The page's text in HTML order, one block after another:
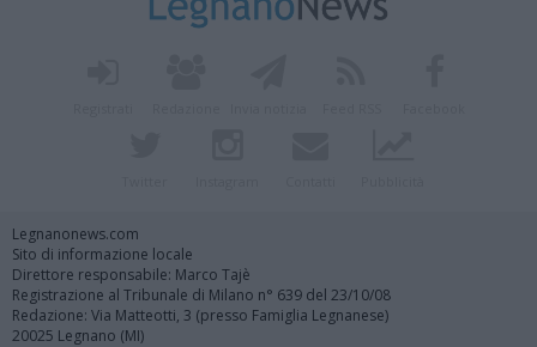
Legnanonews.com
Sito di informazione locale
Direttore responsabile: Marco Tajè
Registrazione al Tribunale di Milano n° 639 del 23/10/08
Redazione: Via Matteotti, 3 (presso Famiglia Legnanese)
20025 Legnano (MI)